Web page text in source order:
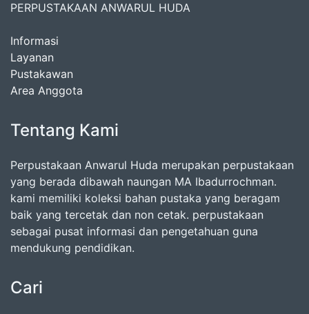
PERPUSTAKAAN ANWARUL HUDA
Informasi
Layanan
Pustakawan
Area Anggota
Tentang Kami
Perpustakaan Anwarul Huda merupakan perpustakaan
yang berada dibawah naungan MA Ibadurrochman.
kami memiliki koleksi bahan pustaka yang beragam
baik yang tercetak dan non cetak. perpustakaan
sebagai pusat informasi dan pengetahuan guna
mendukung pendidikan.
Cari